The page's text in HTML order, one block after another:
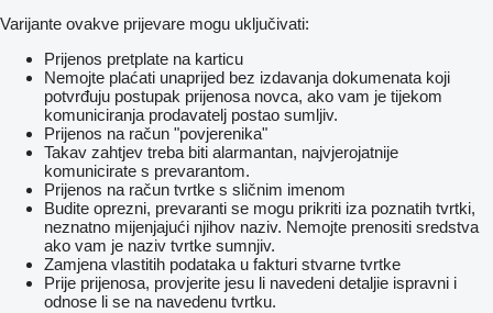
Varijante ovakve prijevare mogu uključivati:
Prijenos pretplate na karticu
Nemojte plaćati unaprijed bez izdavanja dokumenata koji
potvrđuju postupak prijenosa novca, ako vam je tijekom
komuniciranja prodavatelj postao sumljiv.
Prijenos na račun "povjerenika"
Takav zahtjev treba biti alarmantan, najvjerojatnije
komunicirate s prevarantom.
Prijenos na račun tvrtke s sličnim imenom
Budite oprezni, prevaranti se mogu prikriti iza poznatih tvrtki,
neznatno mijenjajući njihov naziv. Nemojte prenositi sredstva
ako vam je naziv tvrtke sumnjiv.
Zamjena vlastitih podataka u fakturi stvarne tvrtke
Prije prijenosa, provjerite jesu li navedeni detaljie ispravni i
odnose li se na navedenu tvrtku.